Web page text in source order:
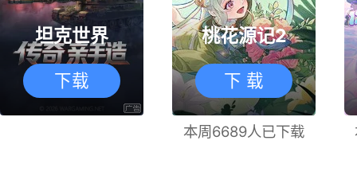
坦克世界
下载
桃花源记2
下 载
本周6689人已下载